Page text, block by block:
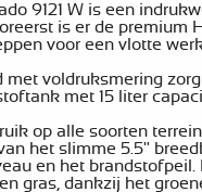
9121 W is een
is er de
voor een vlotte
voldruksmering
met 15 liter
op alle soorten
het slimme 5.5"
en het
gras, dankzij het